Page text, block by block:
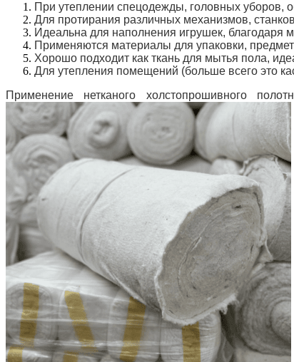
При утеплении спецодежды, головных уборов,
Для протирания различных механизмов,
Идеальна для наполнения игрушек, благодаря
Применяются материалы для упаковки,
Хорошо подходит как ткань для мытья пола,
Для утепления помещений (больше всего это
Применение нетканого холстопрошивного